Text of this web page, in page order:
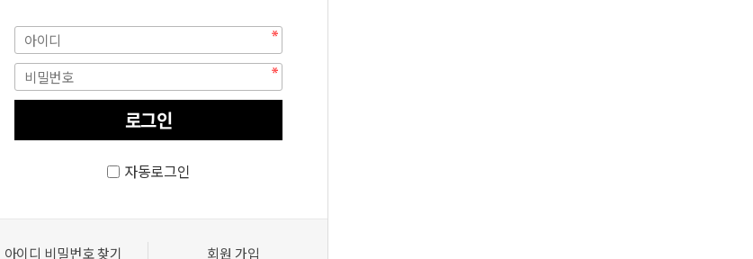
자동로그인
아이디 비밀번호 찾기 회원 가입